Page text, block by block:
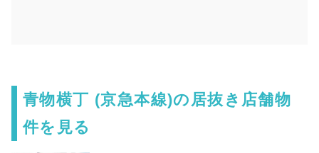
青物横丁 (京急本線)の居抜き店舗物
件を見る